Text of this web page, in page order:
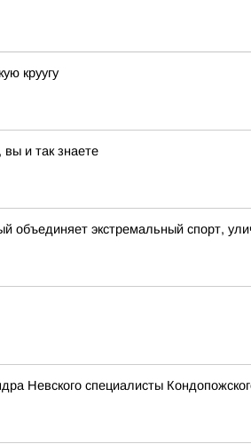
круугу
и так знаете
экстремальный спорт,
Невского специалисты